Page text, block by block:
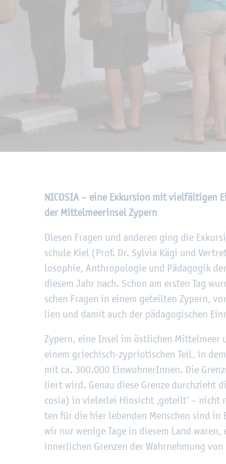
NI­CO­SIA – eine Ex­kur­si­on mit
der Mit­tel­meer­in­sel Zy­pern
Die­sen Fra­gen und an­de­ren ging die
schu­le Kiel (Prof. Dr. Syl­via Kägi und
lo­so­phie, An­thro­po­lo­gie und Päd­ago­gik
die­sem Jahr nach. Schon am ers­ten Tag
schen Fra­gen in einem ge­teil­ten Zy­pern,
li­en und damit auch der päd­ago­gi­schen
Zy­pern, eine Insel im öst­li­chen Mit­tel­meer
einem grie­chisch-zy­prio­ti­schen Teil, in
mit ca. 300.000 Ein­woh­ne­rIn­nen. Die
liert wird. Genau diese Gren­ze durch­zieht
co­sia) in vie­ler­lei Hin­sicht ‚ge­teilt’ –
ten für die hier le­ben­den Men­schen sind in
wir nur we­ni­ge Tage in die­sem Land
in­ner­li­chen Gren­zen der Wahr­neh­mung